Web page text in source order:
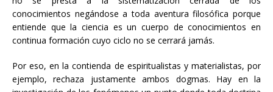
conocimientos negándose a toda aventura filosófica porque
entiende que la ciencia es un cuerpo de conocimientos en
continua formación cuyo ciclo no se cerrará jamás.
Por eso, en la contienda de espiritualistas y materialistas, por
ejemplo, rechaza justamente ambos dogmas. Hay en la